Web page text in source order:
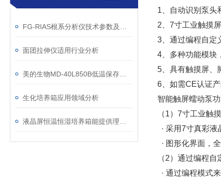
面团拉伸仪适用行业分析
生化培养箱应用领域分析
1、自动识别泵头
2、7寸工业触摸
3、通过编程自定
4、多种功能模块
5、具有触摸屏、
6、如需CE认证
智能触屏蠕动泵
（1）7寸工业触
· 采用7寸真彩
· 图形化界面，
（2）通过编程
· 通过编程模式